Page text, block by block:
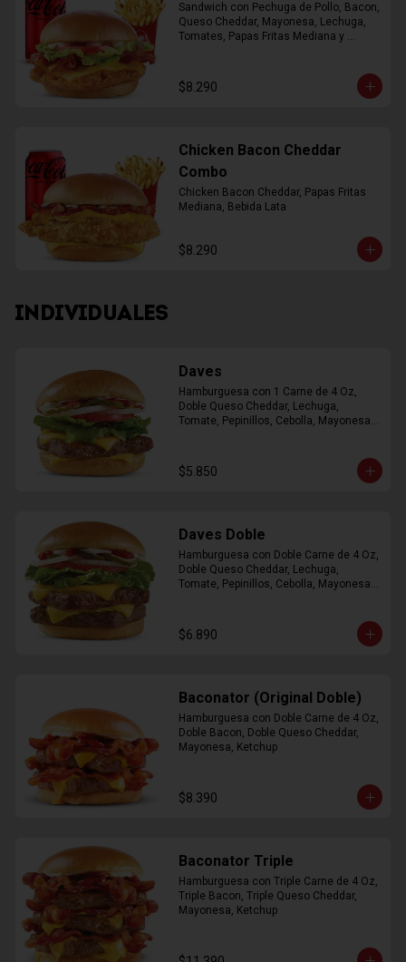
Sandwich con Pechuga de Pollo, Bacon,
Queso Cheddar, Mayonesa, Lechuga,
Tomates, Papas Fritas Mediana y
$8.290
Chicken Bacon Cheddar
Combo
Chicken Bacon Cheddar, Papas Fritas
Mediana, Bebida Lata
$8.290
INDIVIDUALES
Daves
Hamburguesa con 1 Carne de 4 Oz,
Doble Queso Cheddar, Lechuga,
Tomate, Pepinillos, Cebolla, Mayonesa,
$5.850
Daves Doble
Hamburguesa con Doble Carne de 4 Oz,
Doble Queso Cheddar, Lechuga,
Tomate, Pepinillos, Cebolla, Mayonesa,
$6.890
Baconator (Original Doble)
Hamburguesa con Doble Carne de 4 Oz,
Doble Bacon, Doble Queso Cheddar,
Mayonesa, Ketchup
$8.390
Baconator Triple
Hamburguesa con Triple Carne de 4 Oz,
Triple Bacon, Triple Queso Cheddar,
Mayonesa, Ketchup